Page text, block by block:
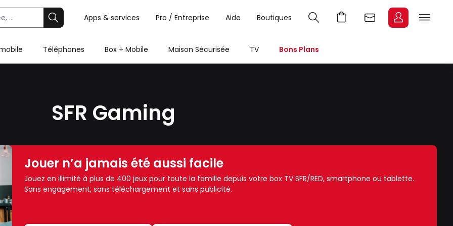
Apps & services Pro / Entreprise Aide Boutiques
Téléphones Box + Mobile Maison Sécurisée TV Bons Plans
SFR Gaming
Jouer n’a jamais été aussi facile
Jouez en illimité à plus de 400 jeux pour toute la famille depuis votre box TV SFR/RED, smartphone ou tablette.
Sans engagement, sans téléchargement et sans publicité.